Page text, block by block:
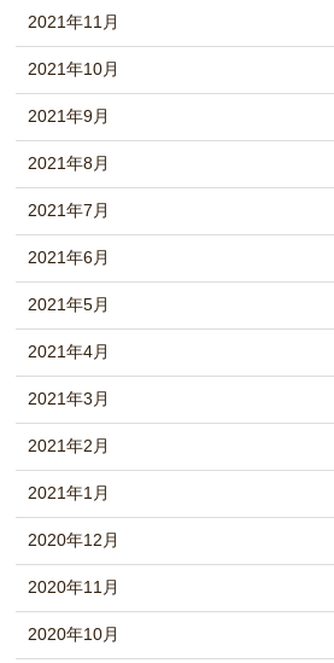
2021年11月
2021年10月
2021年9月
2021年8月
2021年7月
2021年6月
2021年5月
2021年4月
2021年3月
2021年2月
2021年1月
2020年12月
2020年11月
2020年10月